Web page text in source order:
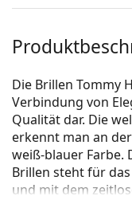
Die Brillen Tommy
Verbindung von
Qualität dar. Die
erkennt man an
weiß-blauer Farbe.
Brillen steht für
und mit dem